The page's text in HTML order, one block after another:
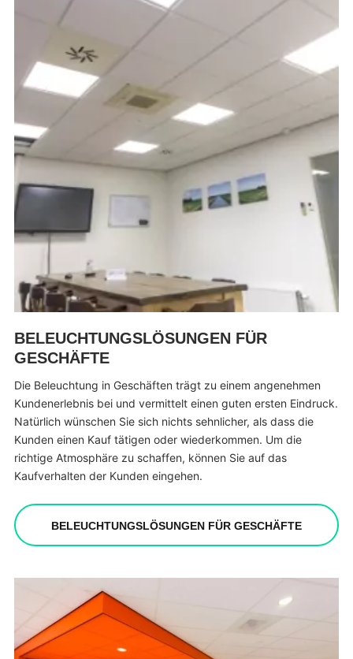
BELEUCHTUNGSLÖSUNGEN FÜR
GESCHÄFTE
Die Beleuchtung in Geschäften trägt zu einem angenehmen
Kundenerlebnis bei und vermittelt einen guten ersten Eindruck.
Natürlich wünschen Sie sich nichts sehnlicher, als dass die
Kunden einen Kauf tätigen oder wiederkommen. Um die
richtige Atmosphäre zu schaffen, können Sie auf das
Kaufverhalten der Kunden eingehen.
BELEUCHTUNGSLÖSUNGEN FÜR GESCHÄFTE